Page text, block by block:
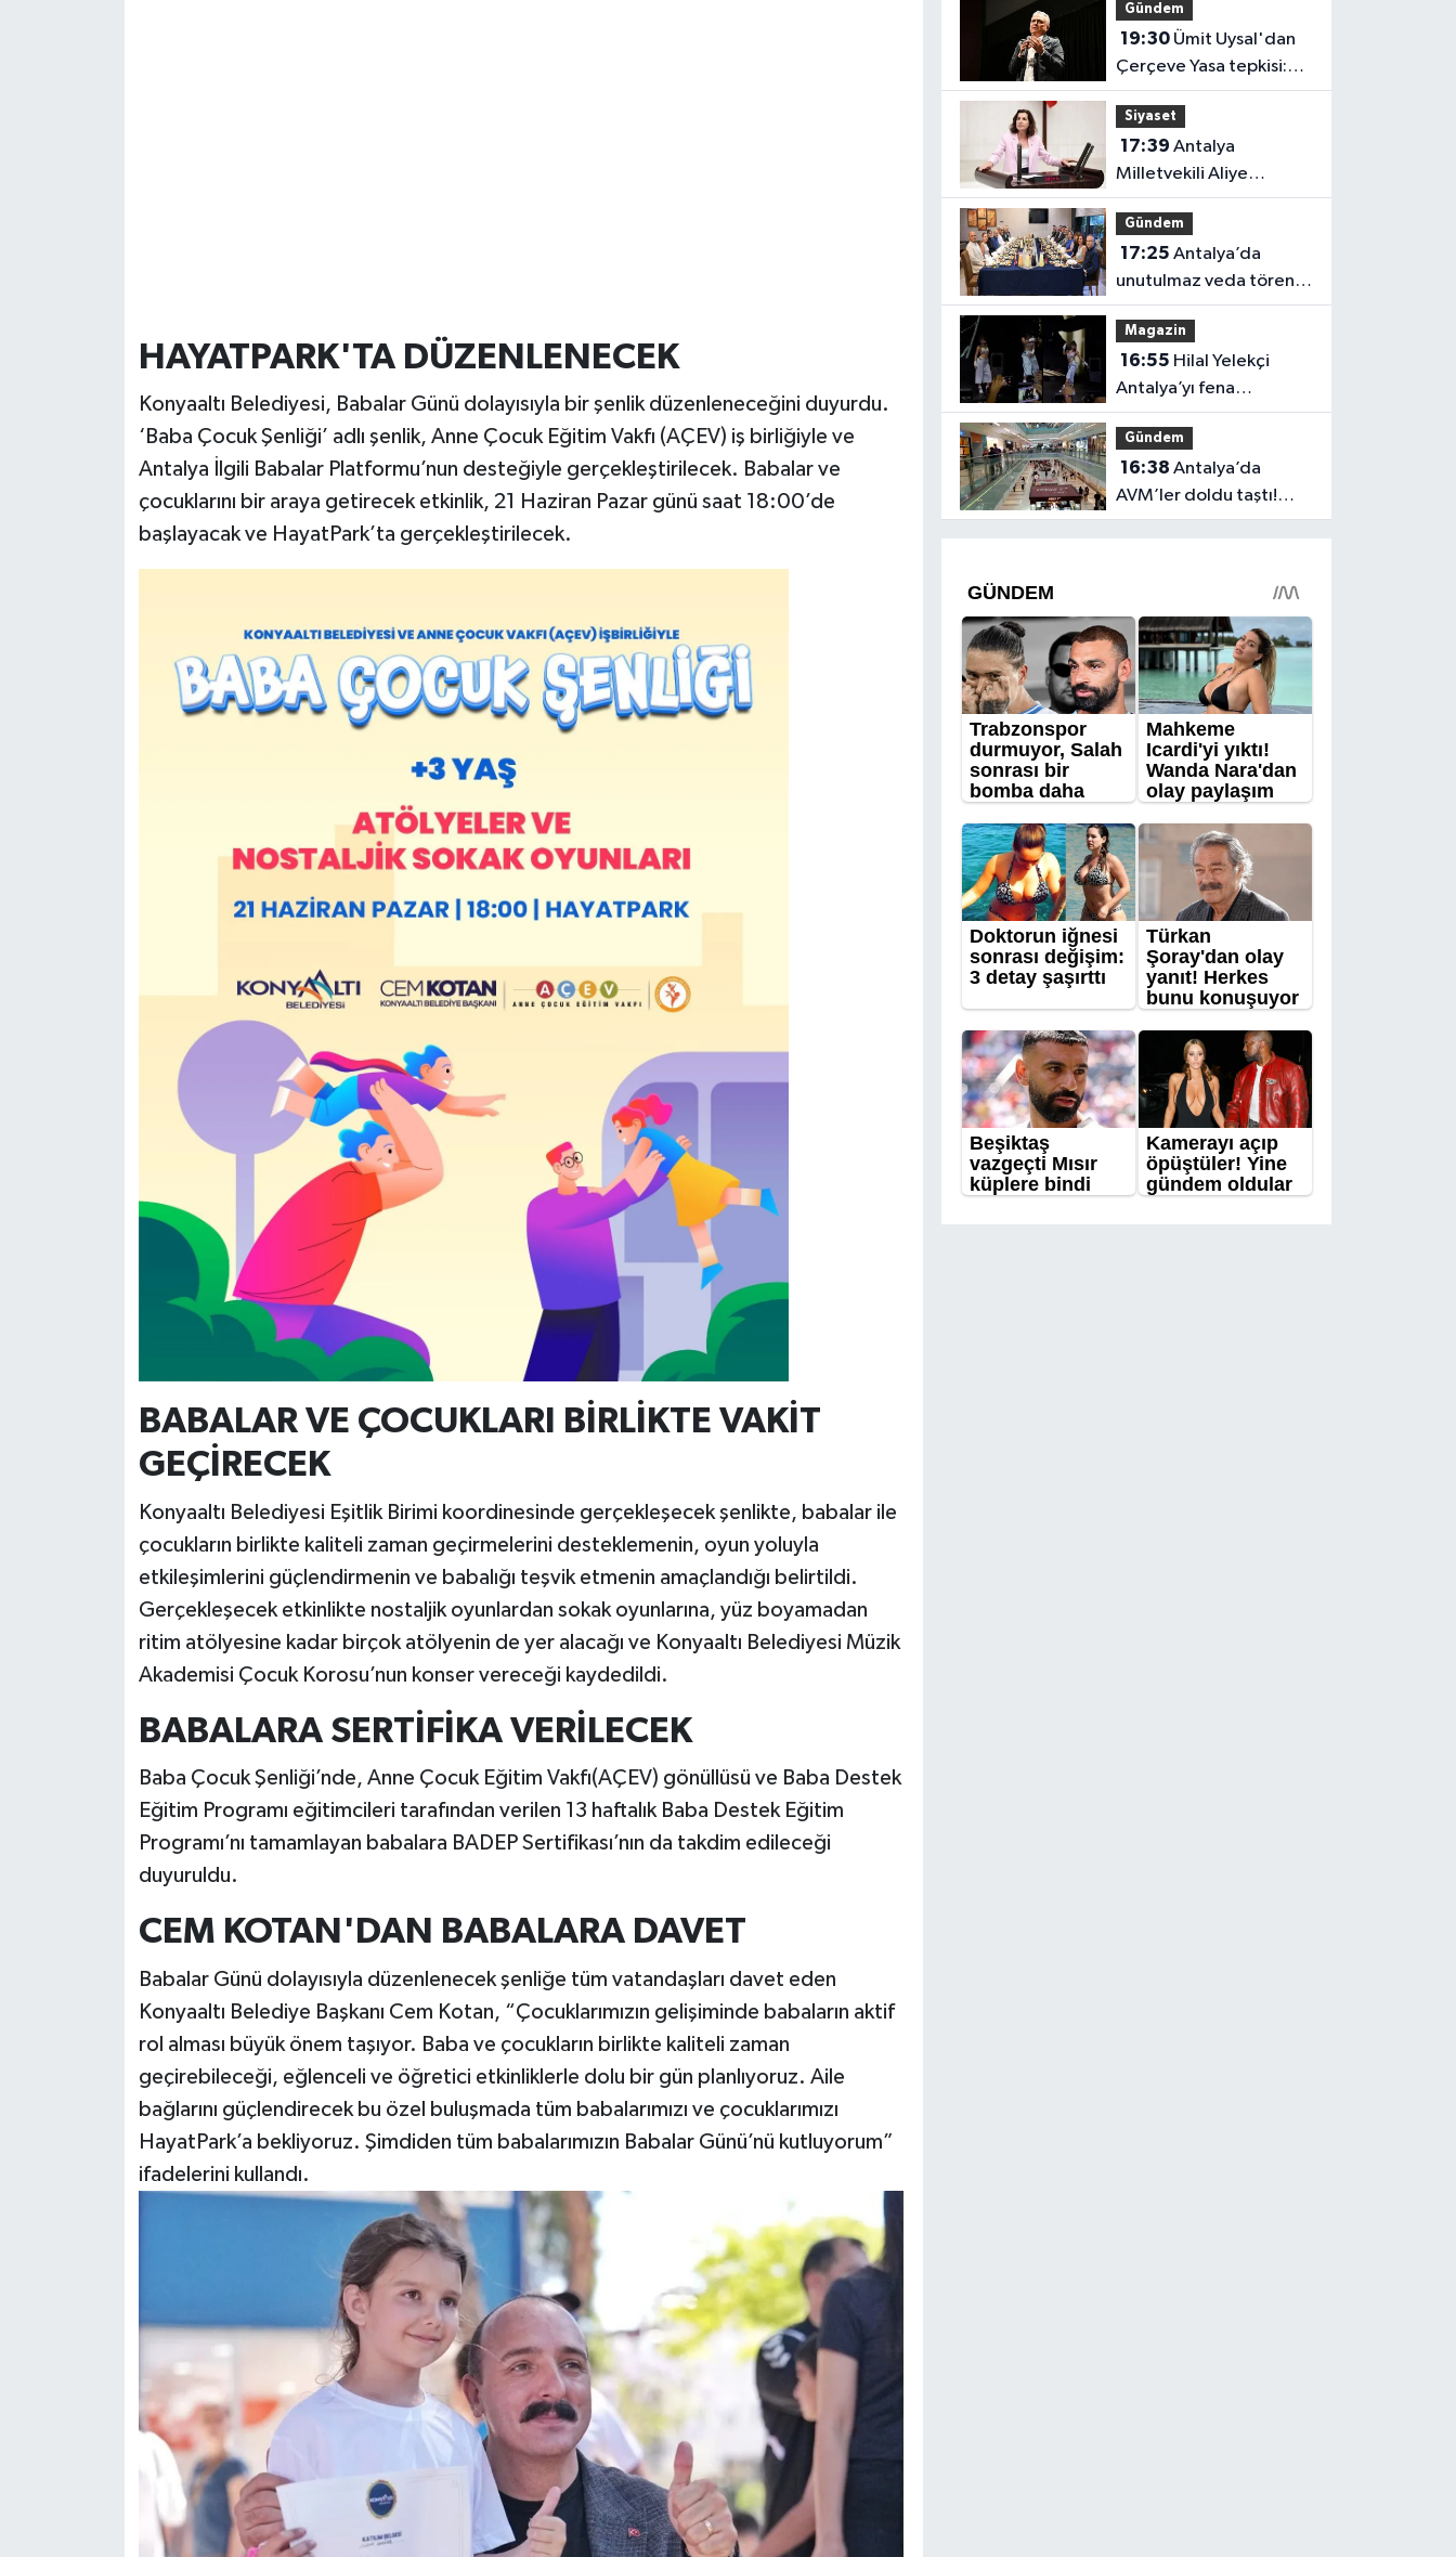
HAYATPARK'TA DÜZENLENECEK
Konyaaltı Belediyesi, Babalar Günü dolayısıyla bir şenlik düzenleneceğini duyurdu.
‘Baba Çocuk Şenliği’ adlı şenlik, Anne Çocuk Eğitim Vakfı (AÇEV) iş birliğiyle ve
Antalya İlgili Babalar Platformu’nun desteğiyle gerçekleştirilecek. Babalar ve
çocuklarını bir araya getirecek etkinlik, 21 Haziran Pazar günü saat 18:00’de
başlayacak ve HayatPark’ta gerçekleştirilecek.
BABALAR VE ÇOCUKLARI BİRLİKTE VAKİT
GEÇİRECEK
Konyaaltı Belediyesi Eşitlik Birimi koordinesinde gerçekleşecek şenlikte, babalar ile
çocukların birlikte kaliteli zaman geçirmelerini desteklemenin, oyun yoluyla
etkileşimlerini güçlendirmenin ve babalığı teşvik etmenin amaçlandığı belirtildi.
Gerçekleşecek etkinlikte nostaljik oyunlardan sokak oyunlarına, yüz boyamadan
ritim atölyesine kadar birçok atölyenin de yer alacağı ve Konyaaltı Belediyesi Müzik
Akademisi Çocuk Korosu’nun konser vereceği kaydedildi.
BABALARA SERTİFİKA VERİLECEK
Baba Çocuk Şenliği’nde, Anne Çocuk Eğitim Vakfı(AÇEV) gönüllüsü ve Baba Destek
Eğitim Programı eğitimcileri tarafından verilen 13 haftalık Baba Destek Eğitim
Programı’nı tamamlayan babalara BADEP Sertifikası’nın da takdim edileceği
duyuruldu.
CEM KOTAN'DAN BABALARA DAVET
Babalar Günü dolayısıyla düzenlenecek şenliğe tüm vatandaşları davet eden
Konyaaltı Belediye Başkanı Cem Kotan, “Çocuklarımızın gelişiminde babaların aktif
rol alması büyük önem taşıyor. Baba ve çocukların birlikte kaliteli zaman
geçirebileceği, eğlenceli ve öğretici etkinliklerle dolu bir gün planlıyoruz. Aile
bağlarını güçlendirecek bu özel buluşmada tüm babalarımızı ve çocuklarımızı
HayatPark’a bekliyoruz. Şimdiden tüm babalarımızın Babalar Günü’nü kutluyorum”
ifadelerini kullandı.
Tonguç’a övgü
Gündem
19:30Ümit Uysal'dan
Çerçeve Yasa tepkisi:
"Sadık vatandaşlara
haksızlık"
Siyaset
17:39
Milletvekili Aliye
Coşar'dan Çocuk Yasası
tepkisi
Gündem
17:25
unutulmaz veda töreni!
Protokol buluştu
Magazin
16:55
Antalya’yı fena
“Hileledi”! O anlar
gündem oldu
Gündem
16:38
AVM’ler doldu taştı!
vatandaşların geliş